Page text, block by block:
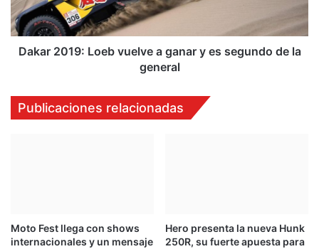
l
a
l
A
o
a
0
1
9
e
g
a
Dakar 2019: Loeb vuelve a ganar y es segundo de la
general
Publicaciones relacionadas
Moto Fest llega con shows
internacionales y un mensaje
Hero presenta la nueva Hunk
250R, su fuerte apuesta para